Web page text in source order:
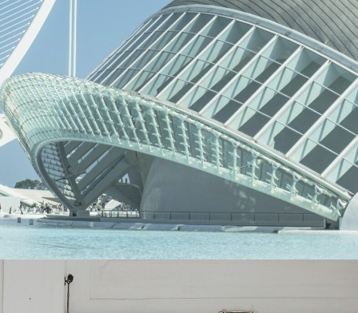
London Opera House